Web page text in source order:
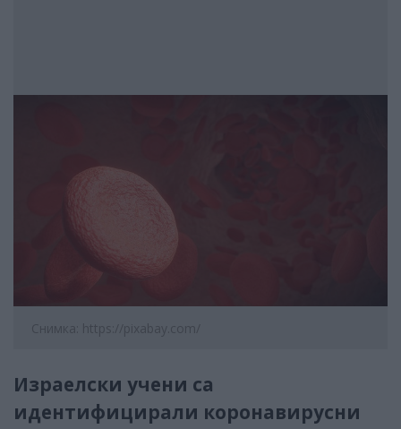
Снимка: https://pixabay.com/
Израелски учени са
идентифицирали коронавирусни